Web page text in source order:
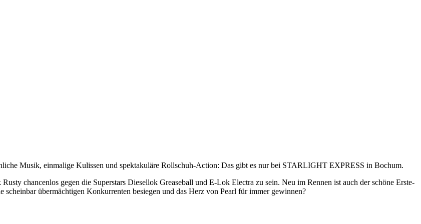
Musik, einmalige Kulissen und spektakuläre Rollschuh-Action: Das gibt es nur bei STARLIGHT EXPRESS in Bochum.
chancenlos gegen die Superstars Diesellok Greaseball und E-Lok Electra zu sein. Neu im Rennen ist auch der schöne Erste-
übermächtigen Konkurrenten besiegen und das Herz von Pearl für immer gewinnen?